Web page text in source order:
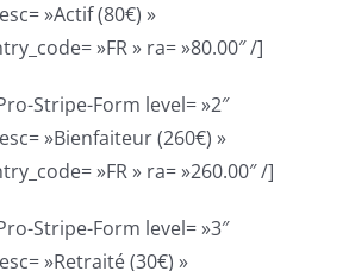
»Actif (80€) »
»FR » ra= »80.00″ /]
Stripe-Form level= »2″
»Bienfaiteur (260€) »
»FR » ra= »260.00″ /]
Stripe-Form level= »3″
»Retraité (30€) »